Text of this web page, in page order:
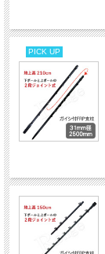
PICK UP